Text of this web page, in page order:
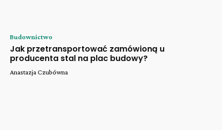
Budownictwo
Jak przetransportować zamówioną u
producenta stal na plac budowy?
Anastazja Czubówna